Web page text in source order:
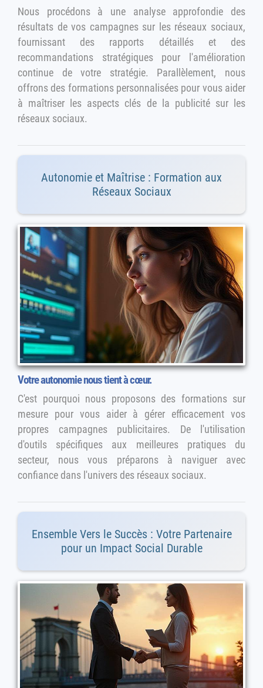
Nous procédons à une analyse approfondie des
résultats de vos campagnes sur les réseaux sociaux,
fournissant des rapports détaillés et des
recommandations stratégiques pour l'amélioration
continue de votre stratégie. Parallèlement, nous
offrons des formations personnalisées pour vous aider
à maîtriser les aspects clés de la publicité sur les
réseaux sociaux.
Autonomie et Maîtrise : Formation aux
Réseaux Sociaux
Votre autonomie nous tient à cœur.
C'est pourquoi nous proposons des formations sur
mesure pour vous aider à gérer efficacement vos
propres campagnes publicitaires. De l'utilisation
d'outils spécifiques aux meilleures pratiques du
secteur, nous vous préparons à naviguer avec
confiance dans l'univers des réseaux sociaux.
Ensemble Vers le Succès : Votre Partenaire
pour un Impact Social Durable